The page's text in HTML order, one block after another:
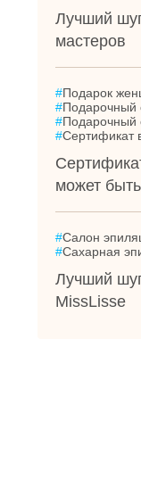
Лучший
мастеров
#Подарок
#Подарочный
#Подарочный
#Сертификат
может
#Салон
#Сахарная
Лучший
MissLisse